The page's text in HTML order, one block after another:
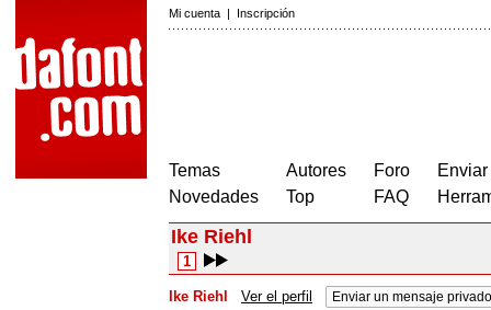
Mi cuenta | Inscripción
Temas
Novedades
Autores
Top
Foro
FAQ
Ike Riehl
1
Ike Riehl Ver el perfil Enviar un mensaje privado